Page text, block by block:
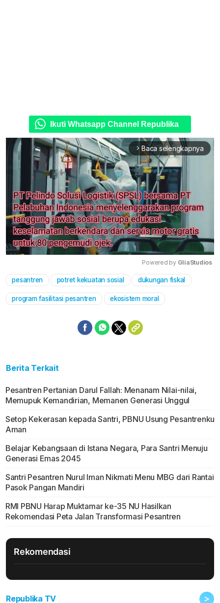
Ikuti Whatsapp Channel Republika
arrow_forward_ios Baca selengkapnya
Mute
Powered by GliaStudios
pesantren potret kekuatan sosial dukungan fiskal
program fasilitasi pesantren ekosistem moral
Berita Terkait
Pesantren Pertanian Darul Fallah: Menanam Nilai-nilai,
Memupuk Kemandirian, Memanen Generasi Unggul
Setop Kekerasan kepada Santri, PBNU Usung Pesantrenku
Aman
Belajar Kebangsaan di Istana Negara, Para Santri Menuju
Generasi Emas 2045
Santri Pesantren Nurul Iman Nikmati Menu MBG dari Rantai
Pasok Pangan Mandiri
RMI PBNU Harap Muktamar ke-35 NU Hasilkan
Rekomendasi Peta Jalan Transformasi Pesantren
Rekomendasi
Republika TV >